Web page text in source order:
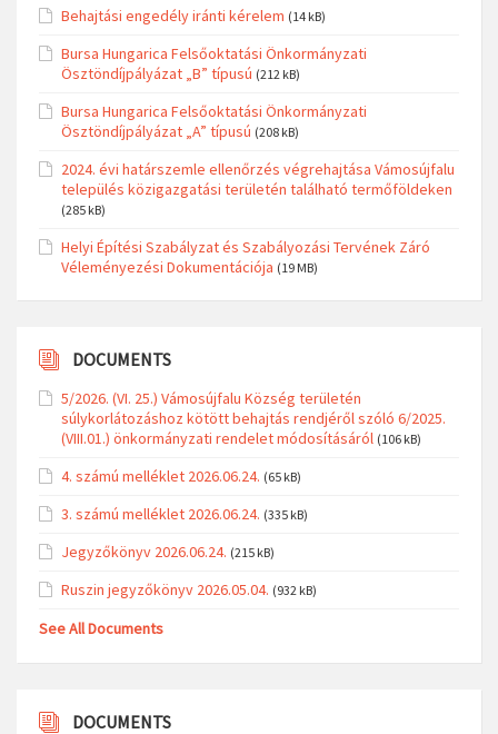
Behajtási engedély iránti kérelem (14 kB)
Bursa Hungarica Felsőoktatási Önkormányzati
Ösztöndíjpályázat „B” típusú (212 kB)
Bursa Hungarica Felsőoktatási Önkormányzati
Ösztöndíjpályázat „A” típusú (208 kB)
2024. évi határszemle ellenőrzés végrehajtása Vámosújfalu
település közigazgatási területén található termőföldeken
(285 kB)
Helyi Építési Szabályzat és Szabályozási Tervének Záró
Véleményezési Dokumentációja (19 MB)
DOCUMENTS
5/2026. (VI. 25.) Vámosújfalu Község területén
súlykorlátozáshoz kötött behajtás rendjéről szóló 6/2025.
(VIII.01.) önkormányzati rendelet módosításáról (106 kB)
4. számú melléklet 2026.06.24. (65 kB)
3. számú melléklet 2026.06.24. (335 kB)
Jegyzőkönyv 2026.06.24. (215 kB)
Ruszin jegyzőkönyv 2026.05.04. (932 kB)
See All Documents
DOCUMENTS